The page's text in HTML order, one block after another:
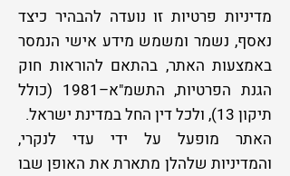
מדיניות פרטיות זו נועדה להבהיר כיצד
נאסף, נשמר ומשמש מידע אישי הנמסר
באמצעות האתר, בהתאם להוראות חוק
הגנת הפרטיות, התשמ"א–1981 (כולל
תיקון 13), ולכל דין החל במדינת ישראל.
האתר מופעל על ידי עדי לנקרי,
והמדיניות שלהלן מתארת את האופן שבו